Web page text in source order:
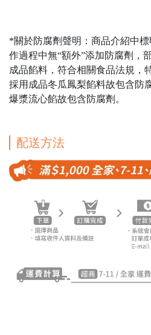
*關於防腐劑聲明：商品介紹中
作過程中無“額外”添加防腐劑，
成品餡料，符合相關食品法規，
採用成品冬瓜鳳梨餡料故包含防
爆漿流心餡故包含防腐劑。
配送方法